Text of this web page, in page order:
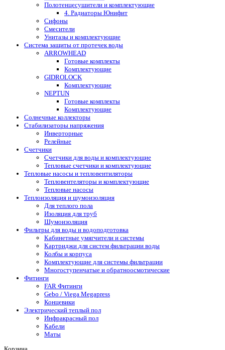
Полотенцесушители и комплектующие
4. Радиаторы Юнифит
Сифоны
Смесители
Унитазы и комплектующие
Система защиты от протечек воды
ARROWHEAD
Готовые комплекты
Комплектующие
GIDROLOCK
Комплектующие
NEPTUN
Готовые комплекты
Комплектующие
Солнечные коллекторы
Стабилизаторы напряжения
Инверторные
Релейные
Счетчики
Счетчики для воды и комплектующие
Тепловые счетчики и комплектующие
Тепловые насосы и тепловентиляторы
Тепловентеляторы и комплектующие
Тепловые насосы
Теплоизоляция и шумоизоляция
Для теплого пола
Изоляция для труб
Шумоизоляция
Фильтры для воды и водоподготовка
Кабинетные умягчители и системы
Картриджи для систем фильтрации воды
Колбы и корпуса
Комплектующие для системы фильтрации
Многоступенчатые и обратноосмотические
Фитинги
FAR Фитинги
Gebo / Viega Megapress
Концевики
Электрический теплый пол
Инфракрасный пол
Кабели
Маты